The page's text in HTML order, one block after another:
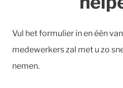
Vul het formulier in en één
medewerkers zal met u zo
nemen.